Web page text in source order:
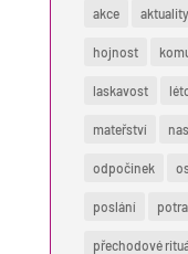
akce aktuality
hojnost
laskavost
mateřství
odpočinek
poslání
přechodové